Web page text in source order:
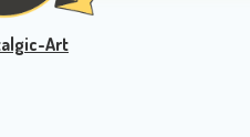
Art